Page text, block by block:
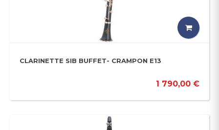
CLARINETTE SIB BUFFET- CRAMPON E13
1 790,00 €